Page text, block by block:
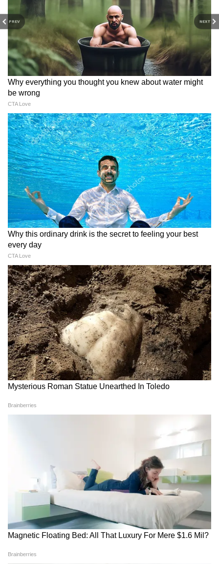
PREV NEXT
Watch Video: कैरिबियाई दिग्गज आंद्रे रसेल का
फेवरेट ग्राउंड ईडन गार्डन, RCB के खिलाफ ला सकते
हैं तूफान, इन पर भी रहेगी नजर
IND vs SL: भारत श्रीलंका टेस्ट
इतिहास में सबसे बड़ी पारियां खेलने
वाले 5 बल्लेबाज
ऋषभ पंत का उत्तराखंड में घर बनाने
का सपना होगा पूरा? CM धामी का
एक्शन, बोले 'पूरी मदद करेंगे'
IND vs SL: 363 रनों के लक्ष्य का
पीछा करने उतरी टीम इंडिया की
खराब शुरुआत, पहली गेंद पर आउट
हुए यशस्वी जायसवाल
हार्दिक के बदले किन खिलाड़ियों को
ट्रेड करना चाहिए? रविचंद्रन अश्विन ने
दिया सुझाव
LATEST VIDEOS
Modi in IIT Delhi: '1 लाख करोड़..अंग्रेजी में
बोलूं', देश के युवाओं को Modi ने दिया बहुत बड़ा
टास्क
देर रात Rishabh Pant की इस शिकायत पर
CM Pushkar Dhami की पहली प्रतिक्रिया